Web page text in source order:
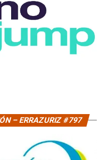
– ERRAZURIZ #797